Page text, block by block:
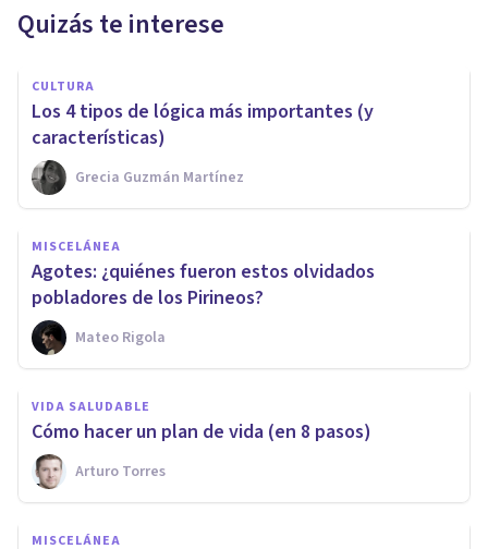
Quizás te interese
CULTURA
Los 4 tipos de lógica más importantes (y
características)
Grecia Guzmán Martínez
MISCELÁNEA
Agotes: ¿quiénes fueron estos olvidados
pobladores de los Pirineos?
Mateo Rigola
VIDA SALUDABLE
Cómo hacer un plan de vida (en 8 pasos)
Arturo Torres
MISCELÁNEA